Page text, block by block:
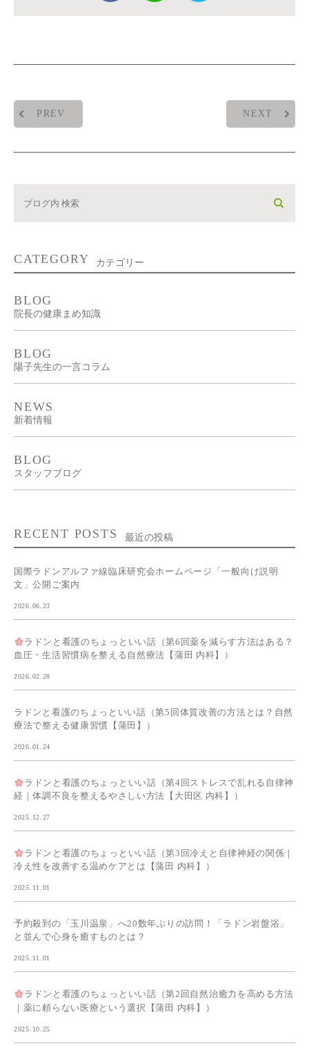
PREV NEXT
CATEGORY カテゴリー
BLOG
院長の健康まめ知識
BLOG
陽子先生の一言コラム
NEWS
新着情報
BLOG
スタッフブログ
RECENT POSTS 最近の投稿
国際ラドンアルファ線臨床研究会ホームページ「一般向け説明
文」公開ご案内
2026.06.23
ラドンと看護のちょっといい話（第6回薬を減らす方法はある？
血圧・生活習慣病を整える自然療法【蒲田 内科】）
2026.02.28
ラドンと看護のちょっといい話（第5回体質改善の方法とは？自然
療法で整える健康習慣【蒲田】）
2026.01.24
ラドンと看護のちょっといい話（第4回ストレスで乱れる自律神
経｜体調不良を整えるやさしい方法【大田区 内科】）
2025.12.27
ラドンと看護のちょっといい話（第3回冷えと自律神経の関係｜
冷え性を改善する温めケアとは【蒲田 内科】）
2025.11.01
予約殺到の「玉川温泉」へ20数年ぶりの訪問！「ラドン岩盤浴」
と並んで心身を癒すものとは？
2025.11.01
ラドンと看護のちょっといい話（第2回自然治癒力を高める方法
｜薬に頼らない医療という選択【蒲田 内科】）
2025.10.25